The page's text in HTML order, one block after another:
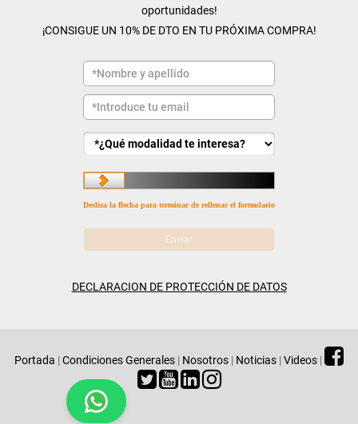
oportunidades!
¡CONSIGUE UN 10% DE DTO EN TU PRÓXIMA COMPRA!
Desliza la flecha para terminar de rellenar el formulario
DECLARACION DE PROTECCIÓN DE DATOS
Portada |Condiciones Generales | Nosotros | Noticias |Videos |